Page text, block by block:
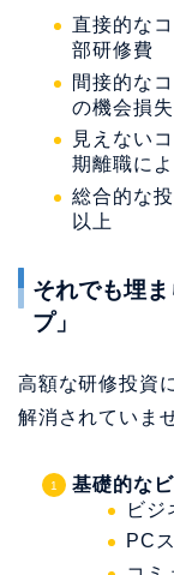
直接的な
部研修費
間接的な
の機会損失
見えない
期離職に
総合的な
以上
それでも埋
プ」
高額な研修投資
解消されていま
基礎的な
ビジ
PC